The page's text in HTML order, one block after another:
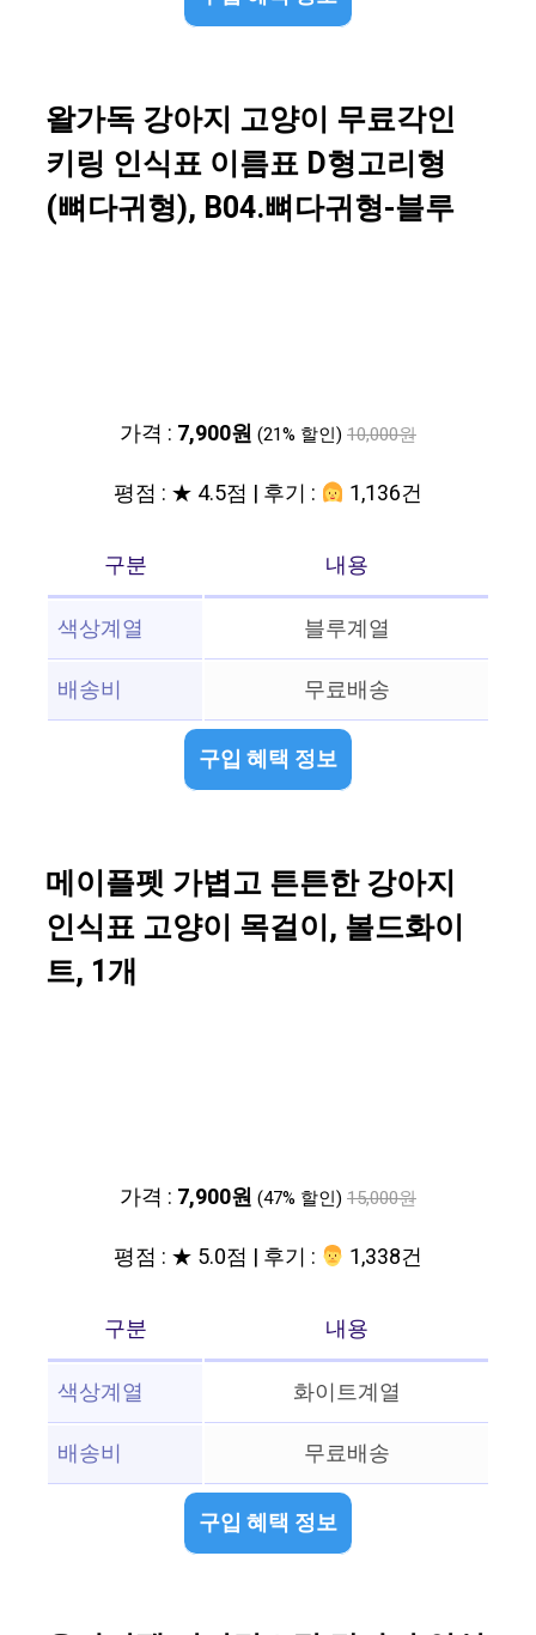
왈가독 강아지 고양이 무료각인
키링 인식표 이름표 D형고리형
(뼈다귀형), B04.뼈다귀형-블루
가격 : 7,900원 (21% 할인) 10,000원
평점 : ★ 4.5점 | 후기 : 1,136건
구분
내용
색상계열
블루계열
배송비
무료배송
구입 혜택 정보
메이플펫 가볍고 튼튼한 강아지
인식표 고양이 목걸이, 볼드화이
트, 1개
가격 : 7,900원 (47% 할인) 15,000원
평점 : ★ 5.0점 | 후기 : ‍‍ 1,338건
구분
내용
색상계열
화이트계열
배송비
무료배송
구입 혜택 정보